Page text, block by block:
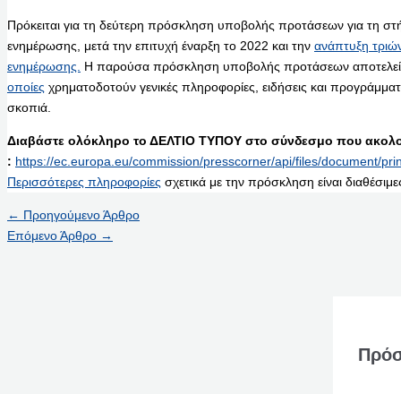
Πρόκειται για τη δεύτερη πρόσκληση υποβολής προτάσεων για τη
ενημέρωσης, μετά την επιτυχή έναρξη το 2022 και την ανάπτυξη
ενημέρωσης.
Η παρούσα πρόσκληση υποβολής προτάσεων
οποίες χρηματοδοτούν γενικές πληροφορίες, ειδήσεις και
σκοπιά.
Διαβάστε ολόκληρο το ΔΕΛΤΙΟ ΤΥΠΟΥ στο σύνδεσμο που
: https://ec.europa.eu/commission/presscorner/api/files/document/
Περισσότερες πληροφορίες σχετικά με την πρόσκληση είναι
← Προηγούμενο Άρθρο
Επόμενο Άρθρο →